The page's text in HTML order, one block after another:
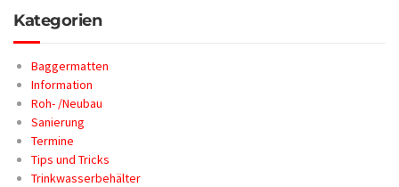
Kategorien
Baggermatten
Information
Roh- /Neubau
Sanierung
Termine
Tips und Tricks
Trinkwasserbehälter